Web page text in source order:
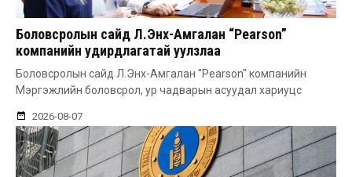
Боловсролын сайд Л.Энх-Амгалан “Pearson”
компанийн удирдлагатай уулзлаа
Боловсролын сайд Л.Энх-Амгалан "Pearson" компанийн
Мэргэжлийн боловсрол, ур чадварын асуудал хариуцс
2026-08-07